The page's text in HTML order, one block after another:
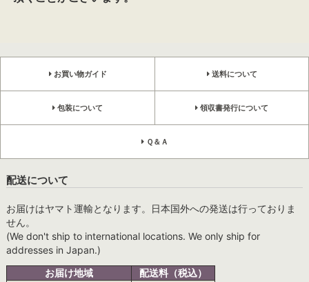
お買い物ガイド 送料について
包装について 領収書発行について
Ｑ＆Ａ
配送について
お届けはヤマト運輸となります。日本国外への発送は行っておりま
せん。
(We don't ship to international locations. We only ship for
addresses in Japan.)
お届け地域
配送料（税込）